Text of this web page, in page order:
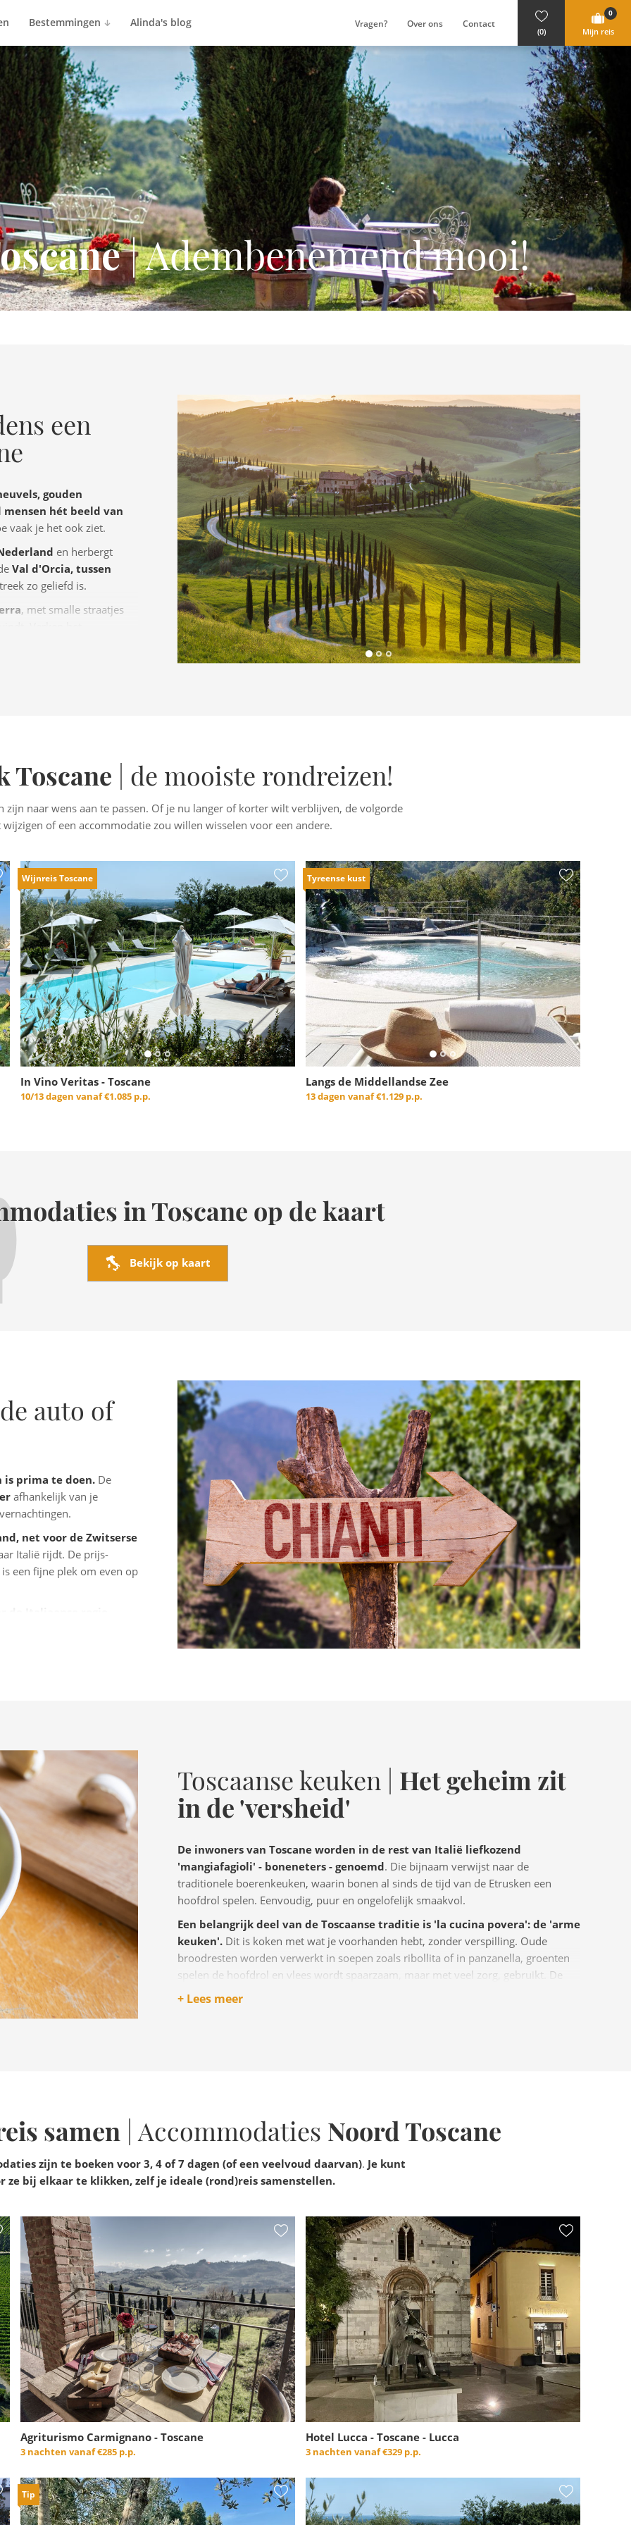
Bestemmingen Alinda's blog Vragen? Over ons Contact
(0)
0
Mijn reis
| Adembenemend mooi!
een
gouden
hét beeld van
vaak je het ook ziet.
en herbergt
Val d'Orcia, tussen
zo geliefd is.
, met smalle straatjes
Toscane | de mooiste rondreizen!
zijn naar wens aan te passen. Of je nu langer of korter wilt verblijven, de volgorde
of een accommodatie zou willen wisselen voor een andere.
Wijnreis Toscane
In Vino Veritas - Toscane
10/13 dagen vanaf€1.085 p.p.
Tyreense kust
Langs de Middellandse Zee
13 dagen vanaf€1.129 p.p.
in Toscane op de kaart
Bekijk op kaart
auto of
is prima te doen. De
afhankelijk van je
net voor de Zwitserse
Italië rijdt. De prijs-
een fijne plek om even op
grens, een
Toscaanse keuken | Het geheim zit
in de 'versheid'
De inwoners van Toscane worden in de rest van Italië liefkozend
'mangiafagioli' - boneneters - genoemd . Die bijnaam verwijst naar de
traditionele boerenkeuken, waarin bonen al sinds de tijd van de Etrusken een
hoofdrol spelen. Eenvoudig, puur en ongelofelijk smaakvol.
Een belangrijk deel van de Toscaanse traditie is 'la cucina povera': de 'arme
keuken'. Dit is koken met wat je voorhanden hebt, zonder verspilling. Oude
broodresten worden verwerkt in soepen zoals ribollita of in panzanella, groenten
spelen de hoofdrol en vlees wordt spaarzaam, maar met veel zorg, gebruikt. De
kracht zit in simpele ingrediënten die met aandacht worden bereid.
+ Lees meer
samen | Accommodaties Noord Toscane
zijn te boeken voor 3, 4 of 7 dagen (of een veelvoud daarvan). Je kunt
ze bij elkaar te klikken, zelf je ideale (rond)reis samenstellen.
Agriturismo Carmignano - Toscane
3 nachten vanaf€285 p.p.
Hotel Lucca - Toscane - Lucca
3 nachten vanaf€329 p.p.
Tip